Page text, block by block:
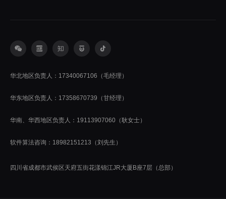
华北地区负责人：17340067106（毛经理）
华东地区负责人：17358670739（甘经理）
华南、华西地区负责人：19113907060（耿女士）
软件算法咨询：18982151213（刘先生）
四川省成都市武侯区天府五街花漾锦江JR大厦B座7层（总部）